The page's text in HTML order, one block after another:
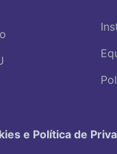
e Política de